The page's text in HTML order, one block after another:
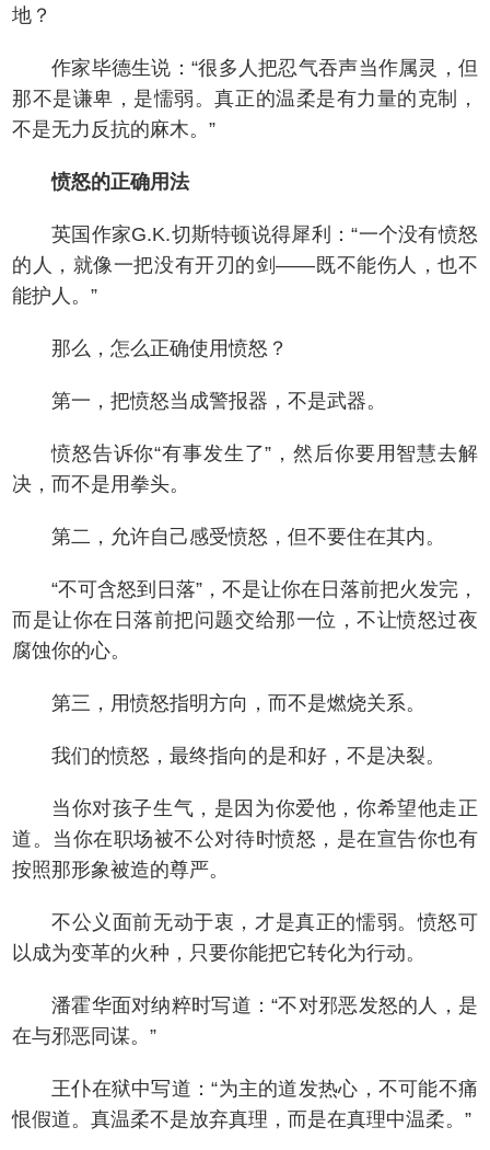
地？
作家毕德生说：“很多人把忍气吞声当作属灵，但
那不是谦卑，是懦弱。真正的温柔是有力量的克制，
不是无力反抗的麻木。”
愤怒的正确用法
英国作家G.K.切斯特顿说得犀利：“一个没有愤怒
的人，就像一把没有开刃的剑——既不能伤人，也不
能护人。”
那么，怎么正确使用愤怒？
第一，把愤怒当成警报器，不是武器。
愤怒告诉你“有事发生了”，然后你要用智慧去解
决，而不是用拳头。
第二，允许自己感受愤怒，但不要住在其内。
“不可含怒到日落”，不是让你在日落前把火发完，
而是让你在日落前把问题交给那一位，不让愤怒过夜
腐蚀你的心。
第三，用愤怒指明方向，而不是燃烧关系。
我们的愤怒，最终指向的是和好，不是决裂。
当你对孩子生气，是因为你爱他，你希望他走正
道。当你在职场被不公对待时愤怒，是在宣告你也有
按照那形象被造的尊严。
不公义面前无动于衷，才是真正的懦弱。愤怒可
以成为变革的火种，只要你能把它转化为行动。
潘霍华面对纳粹时写道：“不对邪恶发怒的人，是
在与邪恶同谋。”
王仆在狱中写道：“为主的道发热心，不可能不痛
恨假道。真温柔不是放弃真理，而是在真理中温柔。”